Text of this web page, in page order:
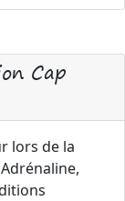
Cap
lors de la